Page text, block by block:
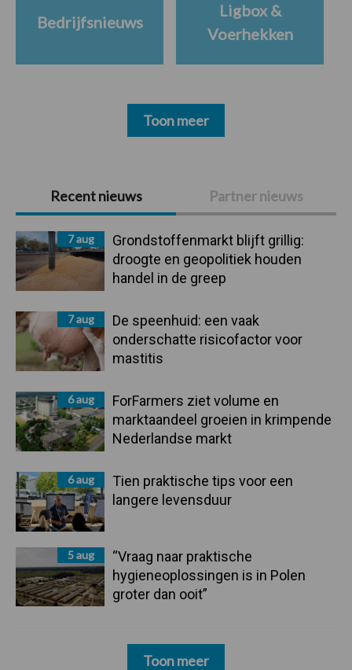
Primaire
Sidebar
Recent nieuws Partner nieuws
7 aug
Grondstoffenmarkt blijft grillig:
droogte en geopolitiek houden
handel in de greep
7 aug
De speenhuid: een vaak
onderschatte risicofactor voor
mastitis
6 aug
ForFarmers ziet volume en
marktaandeel groeien in krimpende
Nederlandse markt
6 aug
Tien praktische tips voor een
langere levensduur
5 aug
“Vraag naar praktische
hygieneoplossingen is in Polen
groter dan ooit”
Toon meer
Bedrijfsnieuws
Ligbox &
Voerhekken
Toon meer